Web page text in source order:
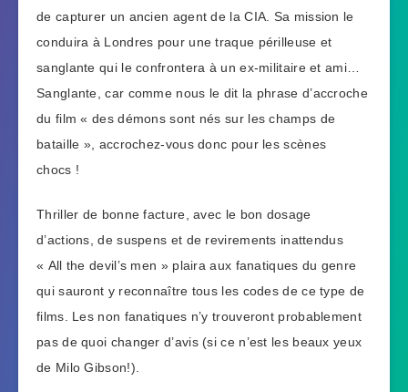
de capturer un ancien agent de la CIA. Sa mission le
conduira à Londres pour une traque périlleuse et
sanglante qui le confrontera à un ex-militaire et ami…
Sanglante, car comme nous le dit la phrase d’accroche
du film « des démons sont nés sur les champs de
bataille », accrochez-vous donc pour les scènes
chocs !
Thriller de bonne facture, avec le bon dosage
d’actions, de suspens et de revirements inattendus
« All the devil’s men » plaira aux fanatiques du genre
qui sauront y reconnaître tous les codes de ce type de
films. Les non fanatiques n’y trouveront probablement
pas de quoi changer d’avis (si ce n’est les beaux yeux
de Milo Gibson!).